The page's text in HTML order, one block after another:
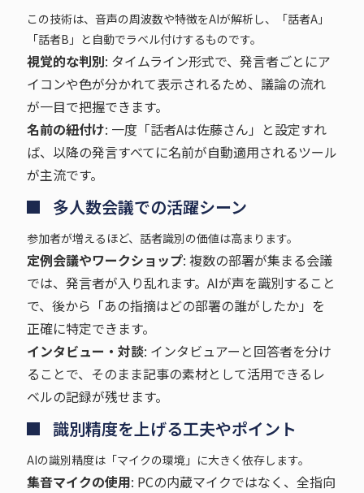
この技術は、音声の周波数や特徴をAIが解析し、「話者A」
「話者B」と自動でラベル付けするものです。
視覚的な判別: タイムライン形式で、発言者ごとにア
イコンや色が分かれて表示されるため、議論の流れ
が一目で把握できます。
名前の紐付け: 一度「話者Aは佐藤さん」と設定すれ
ば、以降の発言すべてに名前が自動適用されるツール
が主流です。
多人数会議での活躍シーン
参加者が増えるほど、話者識別の価値は高まります。
定例会議やワークショップ: 複数の部署が集まる会議
では、発言者が入り乱れます。AIが声を識別すること
で、後から「あの指摘はどの部署の誰がしたか」を
正確に特定できます。
インタビュー・対談: インタビュアーと回答者を分け
ることで、そのまま記事の素材として活用できるレ
ベルの記録が残せます。
識別精度を上げる工夫やポイント
AIの識別精度は「マイクの環境」に大きく依存します。
集音マイクの使用: PCの内蔵マイクではなく、全指向